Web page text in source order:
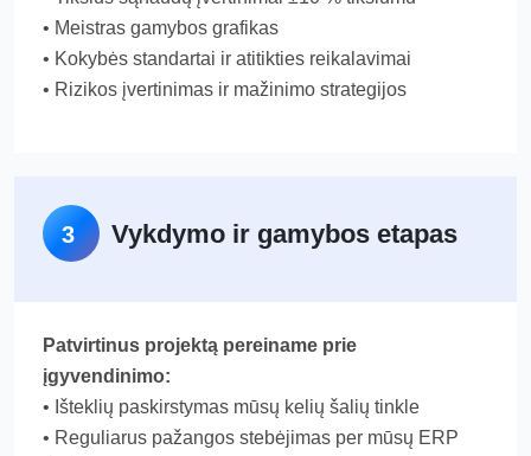
• Meistras gamybos grafikas
• Kokybės standartai ir atitikties reikalavimai
• Rizikos įvertinimas ir mažinimo strategijos
3 Vykdymo ir gamybos etapas
Patvirtinus projektą pereiname prie
įgyvendinimo:
• Išteklių paskirstymas mūsų kelių šalių tinkle
• Reguliarus pažangos stebėjimas per mūsų ERP